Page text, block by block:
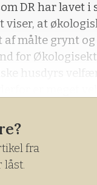
DR har lavet i
at
af målte grynt
for
husdyrs
grisenes sprog
til Effektivt
fra
låst.